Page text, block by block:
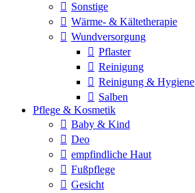
Sonstige
Wärme- & Kältetherapie
Wundversorgung
Pflaster
Reinigung
Reinigung & Hygiene
Salben
Pflege & Kosmetik
Baby & Kind
Deo
empfindliche Haut
Fußpflege
Gesicht